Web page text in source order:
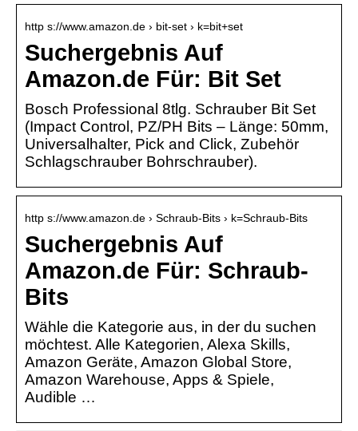
http s://www.amazon.de › bit-set › k=bit+set
Suchergebnis Auf
Amazon.de Für: Bit Set
Bosch Professional 8tlg. Schrauber Bit Set
(Impact Control, PZ/PH Bits – Länge: 50mm,
Universalhalter, Pick and Click, Zubehör
Schlagschrauber Bohrschrauber).
http s://www.amazon.de › Schraub-Bits › k=Schraub-Bits
Suchergebnis Auf
Amazon.de Für: Schraub-
Bits
Wähle die Kategorie aus, in der du suchen
möchtest. Alle Kategorien, Alexa Skills,
Amazon Geräte, Amazon Global Store,
Amazon Warehouse, Apps & Spiele,
Audible …